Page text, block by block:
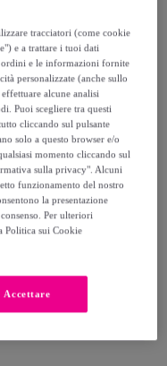
tracciatori (come cookie
e a trattare i tuoi dati
e le informazioni fornite
personalizzate (anche sullo
alcune analisi
Puoi scegliere tra questi
cliccando sul pulsante
solo a questo browser e/o
momento cliccando sul
sulla privacy". Alcuni
funzionamento del nostro
la presentazione
Per ulteriori
Politica sui Cookie
Accettare